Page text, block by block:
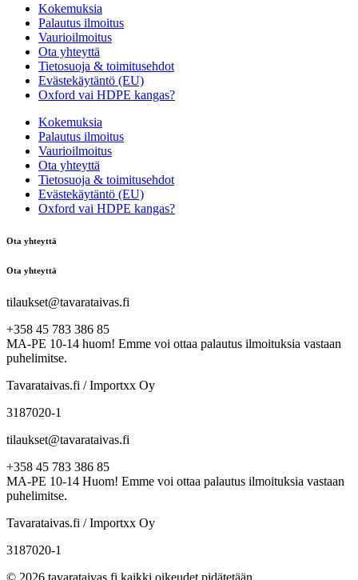
Kokemuksia
Palautus ilmoitus
Vaurioilmoitus
Ota yhteyttä
Tietosuoja & toimitusehdot
Evästekäytäntö (EU)
Oxford vai HDPE kangas?
Kokemuksia
Palautus ilmoitus
Vaurioilmoitus
Ota yhteyttä
Tietosuoja & toimitusehdot
Evästekäytäntö (EU)
Oxford vai HDPE kangas?
Ota yhteyttä
Ota yhteyttä
tilaukset@tavarataivas.fi
+358 45 783 386 85
MA-PE 10-14 huom! Emme voi ottaa palautus ilmoituksia vastaan
puhelimitse.
Tavarataivas.fi / Importxx Oy
3187020-1
tilaukset@tavarataivas.fi
+358 45 783 386 85
MA-PE 10-14 Huom! Emme voi ottaa palautus ilmoituksia vastaan
puhelimitse.
Tavarataivas.fi / Importxx Oy
3187020-1
© 2026 tavarataivas.fi kaikki oikeudet pidätetään